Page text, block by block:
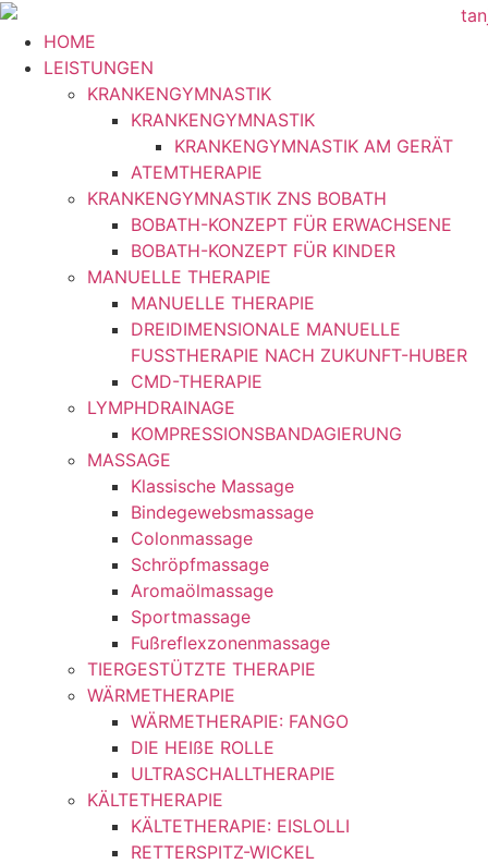
HOME
LEISTUNGEN
KRANKENGYMNASTIK
KRANKENGYMNASTIK
KRANKENGYMNASTIK AM GERÄT
ATEMTHERAPIE
KRANKENGYMNASTIK ZNS BOBATH
BOBATH-KONZEPT FÜR ERWACHSENE
BOBATH-KONZEPT FÜR KINDER
MANUELLE THERAPIE
MANUELLE THERAPIE
DREIDIMENSIONALE MANUELLE
FUSSTHERAPIE NACH ZUKUNFT-HUBER
CMD-THERAPIE
LYMPHDRAINAGE
KOMPRESSIONSBANDAGIERUNG
MASSAGE
Klassische Massage
Bindegewebsmassage
Colonmassage
Schröpfmassage
Aromaölmassage
Sportmassage
Fußreflexzonenmassage
TIERGESTÜTZTE THERAPIE
WÄRMETHERAPIE
WÄRMETHERAPIE: FANGO
DIE HEIßE ROLLE
ULTRASCHALLTHERAPIE
KÄLTETHERAPIE
KÄLTETHERAPIE: EISLOLLI
RETTERSPITZ-WICKEL